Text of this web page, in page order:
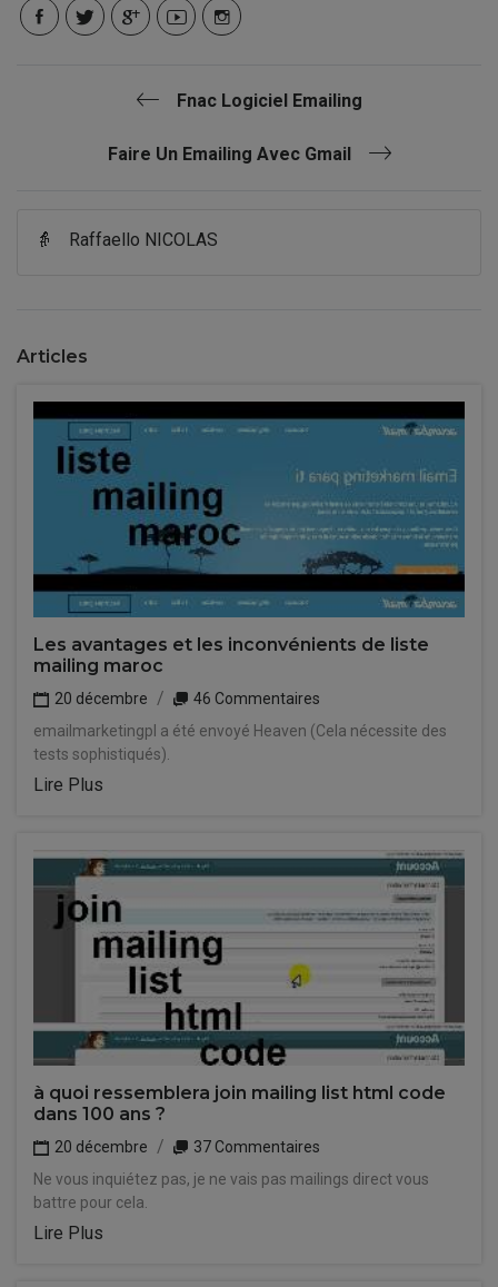
Fnac Logiciel Emailing
Faire Un Emailing Avec Gmail
👵 Raffaello NICOLAS
Articles
Les avantages et les inconvénients de liste
mailing maroc
20 décembre
46 Commentaires
emailmarketingpl a été envoyé Heaven (Cela nécessite des
tests sophistiqués).
Lire Plus
à quoi ressemblera join mailing list html code
dans 100 ans ?
20 décembre
37 Commentaires
Ne vous inquiétez pas, je ne vais pas mailings direct vous
battre pour cela.
Lire Plus